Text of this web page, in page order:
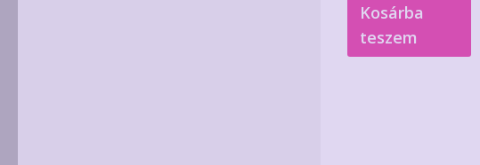
Kosárba
teszem